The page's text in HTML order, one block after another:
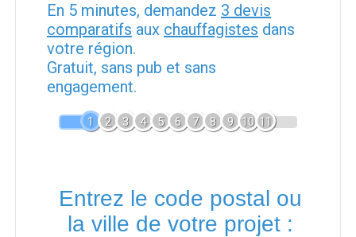
En 5 minutes, demandez 3 devis
comparatifs aux chauffagistes dans
votre région.
Gratuit, sans pub et sans
engagement.
1 2 3 4 5 6 7 8 9 10 11
Entrez le code postal ou
la ville de votre projet :